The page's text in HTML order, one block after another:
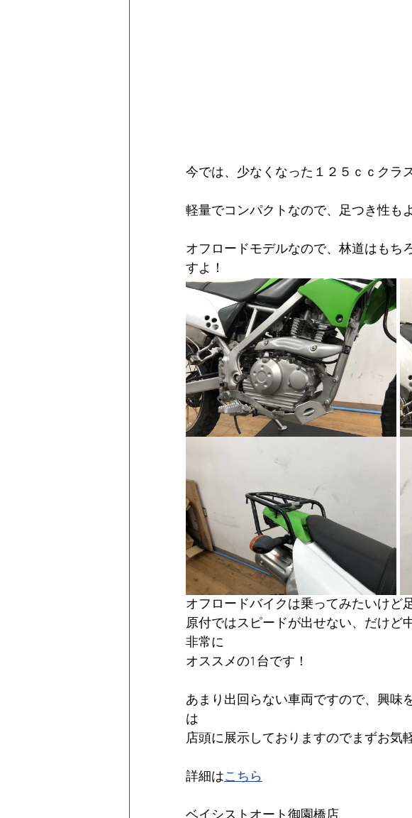
今では、少なくなった１２５ｃｃクラ
軽量でコンパクトなので、足つき性も
オフロードモデルなので、林道はもち
すよ！
オフロードバイクは乗ってみたいけど
原付ではスピードが出せない、だけど
非常に
オススメの1台です！
あまり出回らない車両ですので、興味
は
店頭に展示しておりますのでまずお気
詳細はこちら